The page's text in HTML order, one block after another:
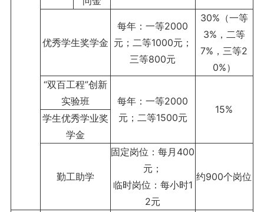
优秀学生奖学金
每年：一等2000
元；二等1000元；
三等800元
30%（一等
3%，二等
7%，三等2
0%）
“双百工程”创新
实验班
每年：一等2000
元；二等1500元
15%
学生优秀学业奖
学金
勤工助学
固定岗位：每月400
元；
临时岗位：每小时1
2元
约900个岗位